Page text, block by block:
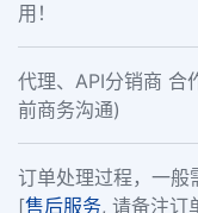
用！
代理、API分销商
前商务沟通)
订单处理过程，一般
[售后服务, 请备注订